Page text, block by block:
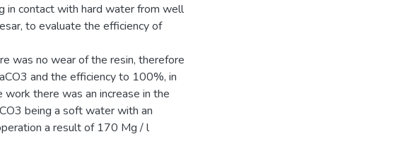
in contact with hard water from well
to evaluate the efficiency of
was no wear of the resin, therefore
and the efficiency to 100%, in
there was an increase in the
being a soft water with an
a result of 170 Mg / l